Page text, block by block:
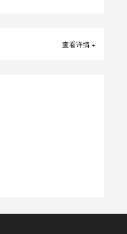
查看详情 +